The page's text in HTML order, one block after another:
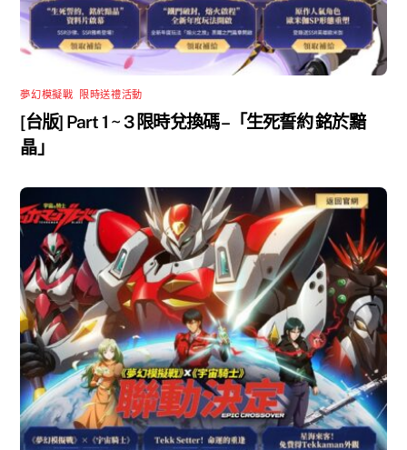
夢幻模擬戰 限時送禮活動
[台版] Part 1 ~ 3 限時兌換碼 –「生死誓約 銘於黯
晶」